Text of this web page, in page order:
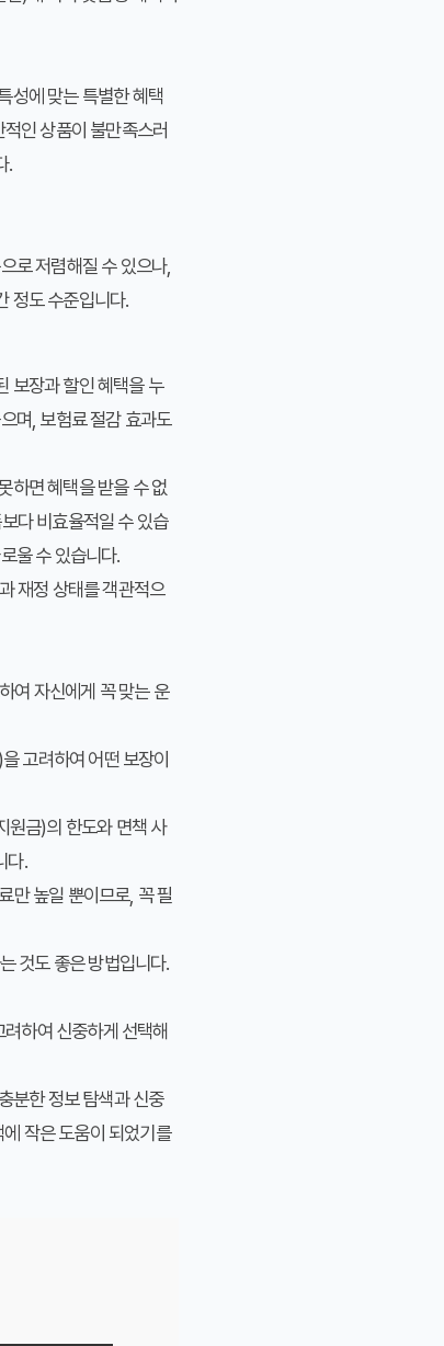
성에 맞는 특별한 혜택
인 상품이 불만족스러
.
로 저렴해질 수 있으나,
정도 수준입니다.
보장과 할인 혜택을 누
며, 보험료 절감 효과도
하면 혜택을 받을 수 없
다 비효율적일 수 있습
울 수 있습니다.
재정 상태를 객관적으
여 자신에게 꼭 맞는 운
고려하여 어떤 보장이
원금)의 한도와 면책 사
다.
만 높일 뿐이므로, 꼭 필
것도 좋은 방법입니다.
하여 신중하게 선택해
분한 정보 탐색과 신중
작은 도움이 되었기를